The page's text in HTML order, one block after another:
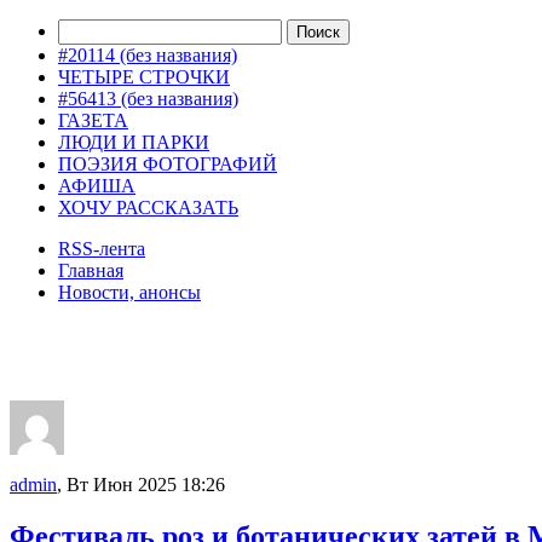
#20114 (без названия)
ЧЕТЫРЕ СТРОЧКИ
#56413 (без названия)
ГАЗЕТА
ЛЮДИ И ПАРКИ
ПОЭЗИЯ ФОТОГРАФИЙ
АФИША
ХОЧУ РАССКАЗАТЬ
RSS-лента
Главная
Новости, анонсы
admin, Вт Июн 2025 18:26
Фестиваль роз и ботанических затей в